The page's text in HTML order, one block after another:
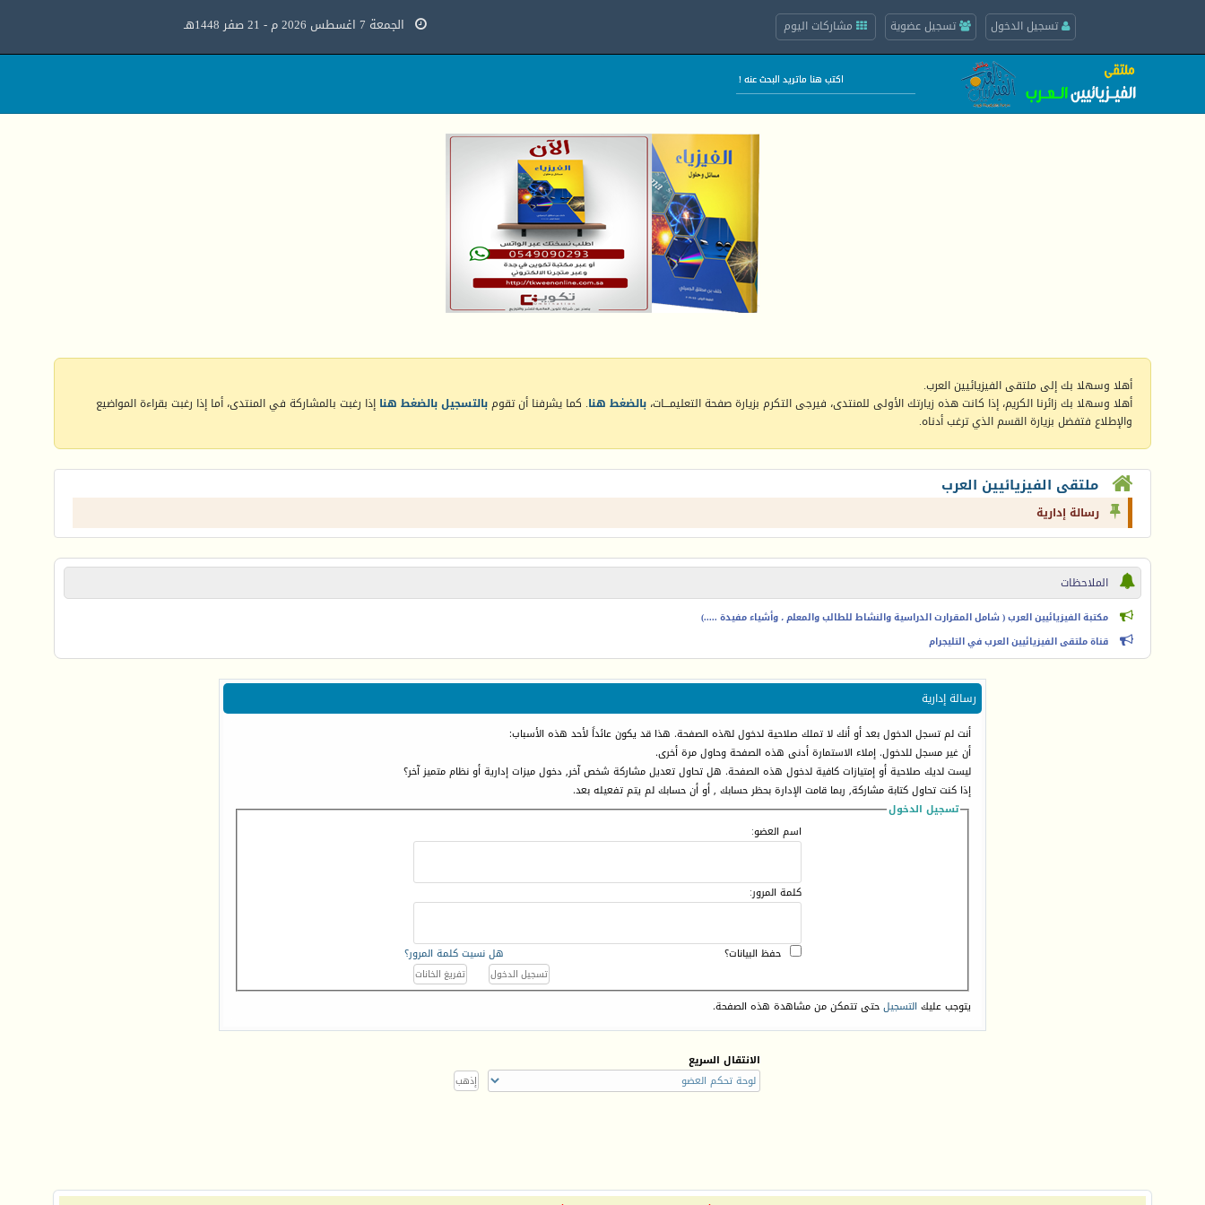
تسجيل الدخول تسجيل عضوية مشاركات اليوم الجمعة 7 اغسطس 2026 م - 21 صفر 1448هـ
أهلا وسهلا بك إلى ملتقى الفيزيائيين العرب.
أهلا وسهلا بك زائرنا الكريم، إذا كانت هذه زيارتك الأولى للمنتدى، فيرجى التكرم بزيارة صفحة التعليمـــات، بالضغط هنا. كما يشرفنا أن تقومبالتسجيل بالضغط هنا إذا رغبت بالمشاركة في المنتدى، أما إذا رغبت بقراءة المواضيع
والإطلاع فتفضل بزيارة القسم الذي ترغب أدناه.
ملتقى الفيزيائيين العرب
رسالة إدارية
الملاحظات
مكتبة الفيزيائيين العرب ( شامل المقرارت الدراسية والنشاط للطالب والمعلم ، وأشياء مفيدة .....)
قناة ملتقى الفيزيائيين العرب في التليجرام
رسالة إدارية
أنت لم تسجل الدخول بعد أو أنك لا تملك صلاحية لدخول لهذه الصفحة. هذا قد يكون عائداً لأحد هذه الأسباب:
أن غير مسجل للدخول. إملاء الاستمارة أدنى هذه الصفحة وحاول مرة أخرى.
ليست لديك صلاحية أو إمتيازات كافية لدخول هذه الصفحة. هل تحاول تعديل مشاركة شخص آخر, دخول ميزات إدارية أو نظام متميز آخر؟
إذا كنت تحاول كتابة مشاركة, ربما قامت الإدارة بحظر حسابك , أو أن حسابك لم يتم تفعيله بعد.
تسجيل الدخول
اسم العضو:
كلمة المرور:
هل نسيت كلمة المرور؟ حفظ البيانات؟
يتوجب عليك التسجيلحتى تتمكن من مشاهدة هذه الصفحة.
الانتقال السريع